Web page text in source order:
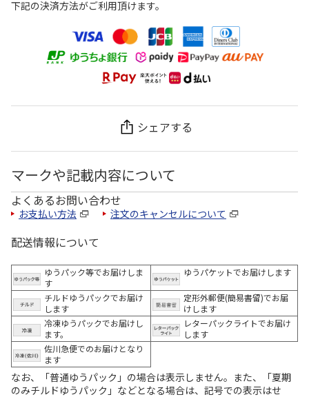
下記の決済方法がご利用頂けます。
シェアする
マークや記載内容について
よくあるお問い合わせ
お支払い方法 注文のキャンセルについて
配送情報について
ゆうパック等でお届けしま
す
ゆうパケットでお届けします
チルドゆうパックでお届け
します
定形外郵便(簡易書留)でお届
けします
冷凍ゆうパックでお届けし
ます。
レターパックライトでお届け
します
佐川急便でのお届けとなり
ます
なお、「普通ゆうパック」の場合は表示しません。また、「夏期
のみチルドゆうパック」などとなる場合は、記号での表示はせ